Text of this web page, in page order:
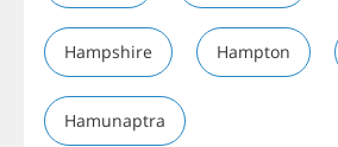
Hampshire Hampton
Hamunaptra